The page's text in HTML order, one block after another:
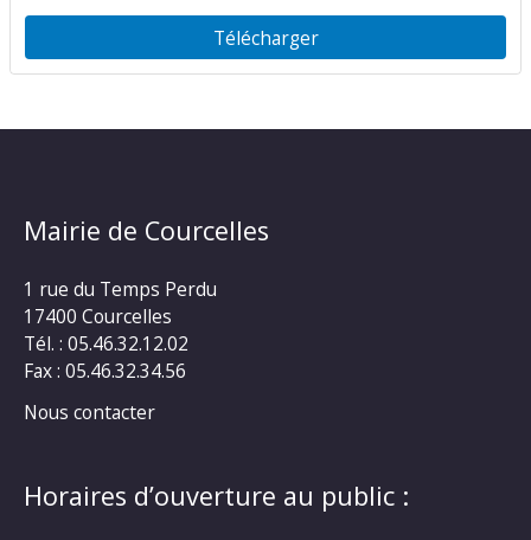
Télécharger
Mairie de Courcelles
1 rue du Temps Perdu
17400 Courcelles
Tél. : 05.46.32.12.02
Fax : 05.46.32.34.56
Nous contacter
Horaires d’ouverture au public :